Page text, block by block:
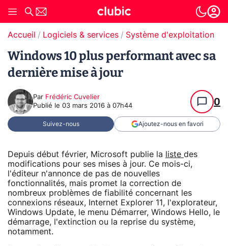
Accueil Logiciels & services Système d'exploitation
Windows 10 plus performant avec sa
dernière mise à jour
Par Frédéric Cuvelier
Publié le 03 mars 2016 à 07h44 0
Suivez-nous Ajoutez-nous en favori
Depuis début février, Microsoft publie la liste des
modifications pour ses mises à jour. Ce mois-ci,
l'éditeur n'annonce de pas de nouvelles
fonctionnalités, mais promet la correction de
nombreux problèmes de fiabilité concernant les
connexions réseaux, Internet Explorer 11, l'explorateur,
Windows Update, le menu Démarrer, Windows Hello, le
démarrage, l'extinction ou la reprise du système,
notamment.